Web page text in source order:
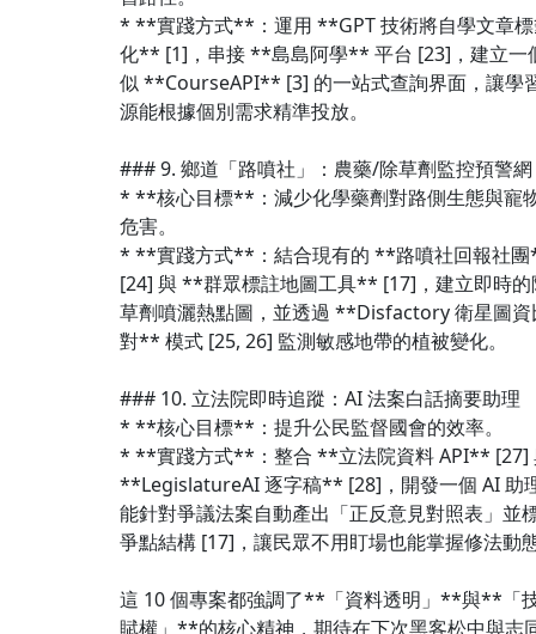
* **實踐方式**：運用 **GPT 技術將自學文章
化** [1]，串接 **島島阿學** 平台 [23]，建立一
似 **CourseAPI** [3] 的一站式查詢界面，讓學
源能根據個別需求精準投放。
### 9. 鄉道「路噴社」：農藥/除草劑監控預警網
* **核心目標**：減少化學藥劑對路側生態與寵
危害。
* **實踐方式**：結合現有的 **路噴社回報社
[24] 與 **群眾標註地圖工具** [17]，建立即時的
草劑噴灑熱點圖，並透過 **Disfactory 衛星圖資
對** 模式 [25, 26] 監測敏感地帶的植被變化。
### 10. 立法院即時追蹤：AI 法案白話摘要助理
* **核心目標**：提升公民監督國會的效率。
* **實踐方式**：整合 **立法院資料 API** [27]
**LegislatureAI 逐字稿** [28]，開發一個 AI 助
能針對爭議法案自動產出「正反意見對照表」並
爭點結構 [17]，讓民眾不用盯場也能掌握修法動
這 10 個專案都強調了**「資料透明」**與**「
賦權」**的核心精神，期待在下次黑客松中與志